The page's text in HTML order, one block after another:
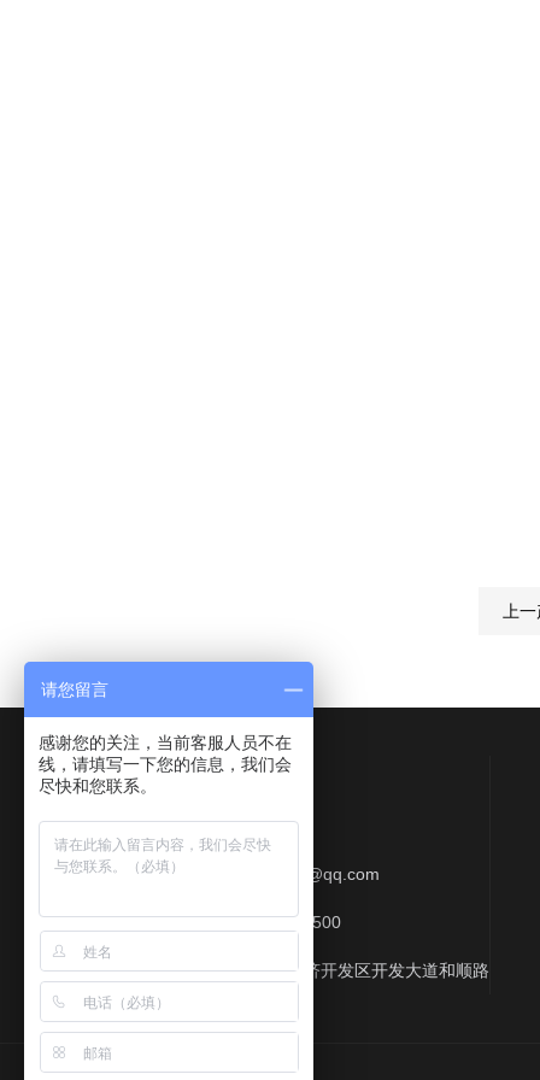
上
Contact Us
联系QQ：577513709
联系邮箱：412357997@qq.com
联系电话：0513-88818500
联系地址：江苏海安经济开发区开发大道和顺路
请您留言
感谢您的关注，当前客服人员不在
线，请填写一下您的信息，我们会
尽快和您联系。